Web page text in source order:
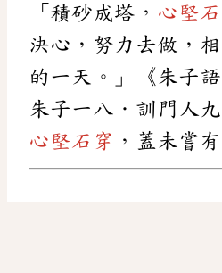
「積砂成塔， 心堅
決心，努力去做，
的一天。」《朱子
朱子一八．訓門人
心堅石穿 ，蓋未嘗